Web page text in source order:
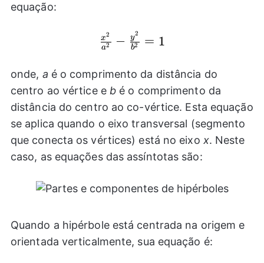
equação:
\frac{{{x}^2}}
{{{a}^2}}-
\frac{{{y}^2}}
{{{b}^2}}=1
a2
x2 − b2
y2 = 1
onde, a é o comprimento da distância do
centro ao vértice e b é o comprimento da
distância do centro ao co-vértice. Esta equação
se aplica quando o eixo transversal (segmento
que conecta os vértices) está no eixo x. Neste
caso, as equações das assíntotas são:
Quando a hipérbole está centrada na origem e
orientada verticalmente, sua equação é: